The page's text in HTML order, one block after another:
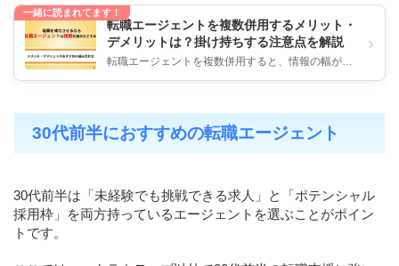
一緒に読まれてます！
転職エージェントを複数併用するメリット・
デメリットは？掛け持ちする注意点を解説
転職エージェントを複数併用すると、情報の幅が広
›
30代前半におすすめの転職エージェント
30代前半は「未経験でも挑戦できる求人」と「ポテンシャル
採用枠」を両方持っているエージェントを選ぶことがポイン
トです。